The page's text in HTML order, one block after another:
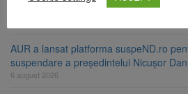
AUR a lansat platforma suspeND.ro
suspendare a președintelui Nicușor Dan
6 august 2026